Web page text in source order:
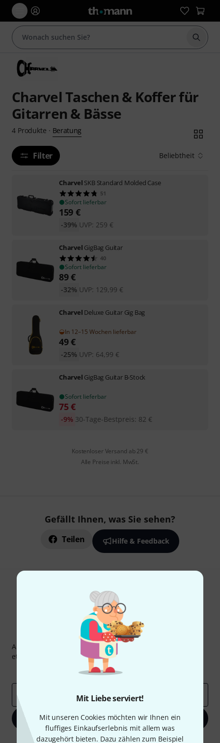
Mit Liebe serviert!
Mit unseren Cookies möchten wir Ihnen ein
fluffiges Einkaufserlebnis mit allem was
dazugehört bieten. Dazu zählen zum Beispiel
Suche
Charvel Taschen & Koffer für
Gitarren & Bässe
4 Produkte · Beratung
Filter Beliebtheit
Charvel SKB Standard Molded Case
51
Sofort lieferbar
159 €
UVP: 259 €
-39%
Charvel GigBag Guitar
40
Sofort lieferbar
89€
UVP: 129,99 €
-32%
Charvel Deluxe Guitar Gig Bag
In 12–15 Wochen lieferbar
49€
UVP: 64,99 €
-25%
Charvel GigBag Guitar B-Stock
Sofort lieferbar
75€
30-Tage-Bestpreis: 82 €
-9%
Kostenloser Versand ab 29 €
Alle Preise inkl. MwSt.
Gefällt Ihnen, was Sie sehen?
Teilen Hilfe & Feedback
Thomann Newsletter
Abonniere den Thomann Newsletter und gewinne mit
etwas Glück einen von50 Gutscheinen
Inspirierende Beiträge
Deals
Jetzt anmelden